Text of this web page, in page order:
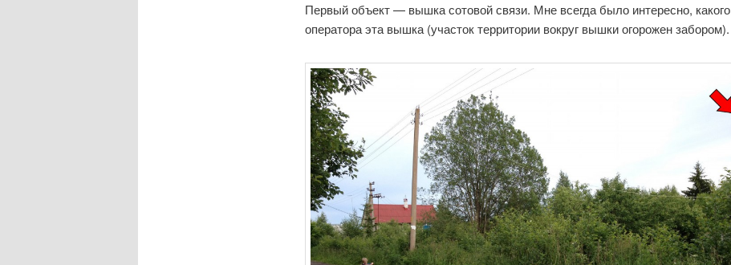
Первый объект — вышка сотовой связи. Мне всегда было интересно, какого
оператора эта вышка (участок территории вокруг вышки огорожен забором).